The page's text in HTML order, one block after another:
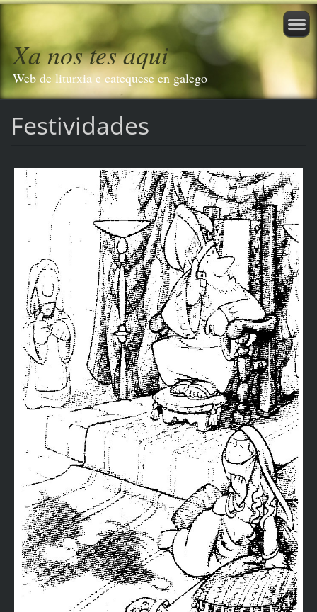
Xa nos tes aqui
Web de liturxia e catequese en galego
Festividades